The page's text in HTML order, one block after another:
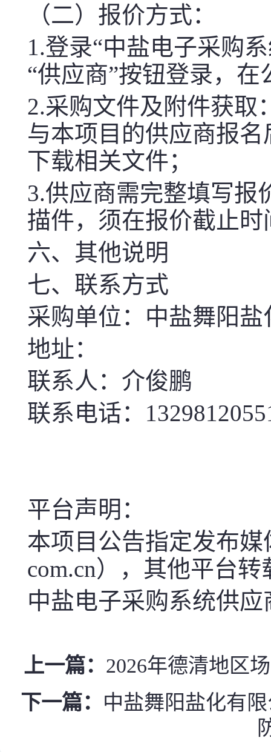
（二）报价方式：
1.登录“中盐电子采购
“供应商”按钮登录，
2.采购文件及附件获取
与本项目的供应商报
下载相关文件；
3.供应商需完整填写报
描件，须在报价截止
六、其他说明
七、联系方式
采购单位：中盐舞阳
地址：
联系人：介俊鹏
联系电话：
平台声明：
本项目公告指定发布媒
com.cn），其他平台
中盐电子采购系统供应
上一篇： 2026年德清地区
下一篇： 中盐舞阳盐化有